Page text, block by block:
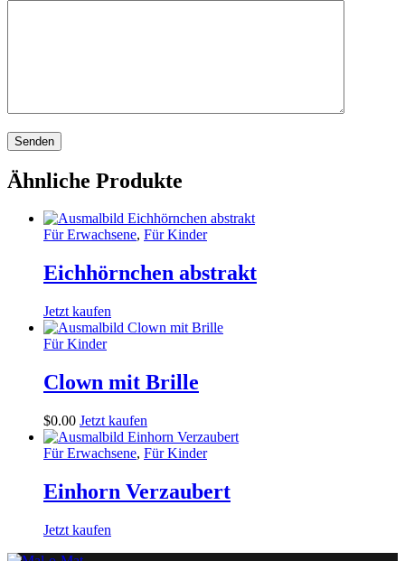
Ähnliche Produkte
Für Erwachsene, Für Kinder
Eichhörnchen abstrakt
Jetzt kaufen
Für Kinder
Clown mit Brille
$0.00 Jetzt kaufen
Für Erwachsene, Für Kinder
Einhorn Verzaubert
Jetzt kaufen